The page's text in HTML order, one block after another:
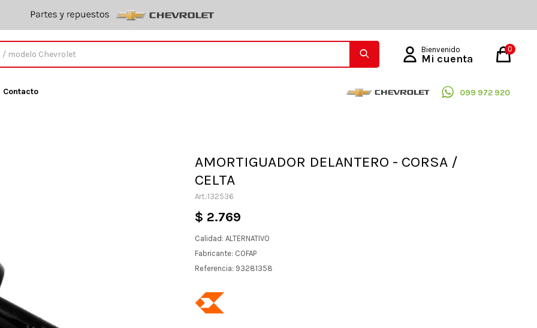
Contacto 099 972 920
0
AMORTIGUADOR DELANTERO - CORSA /
CELTA
132536
$ 2.769
Calidad: ALTERNATIVO
Fabricante: COFAP
Referencia: 93281358